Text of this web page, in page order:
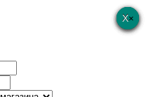
×
×
×
×
×